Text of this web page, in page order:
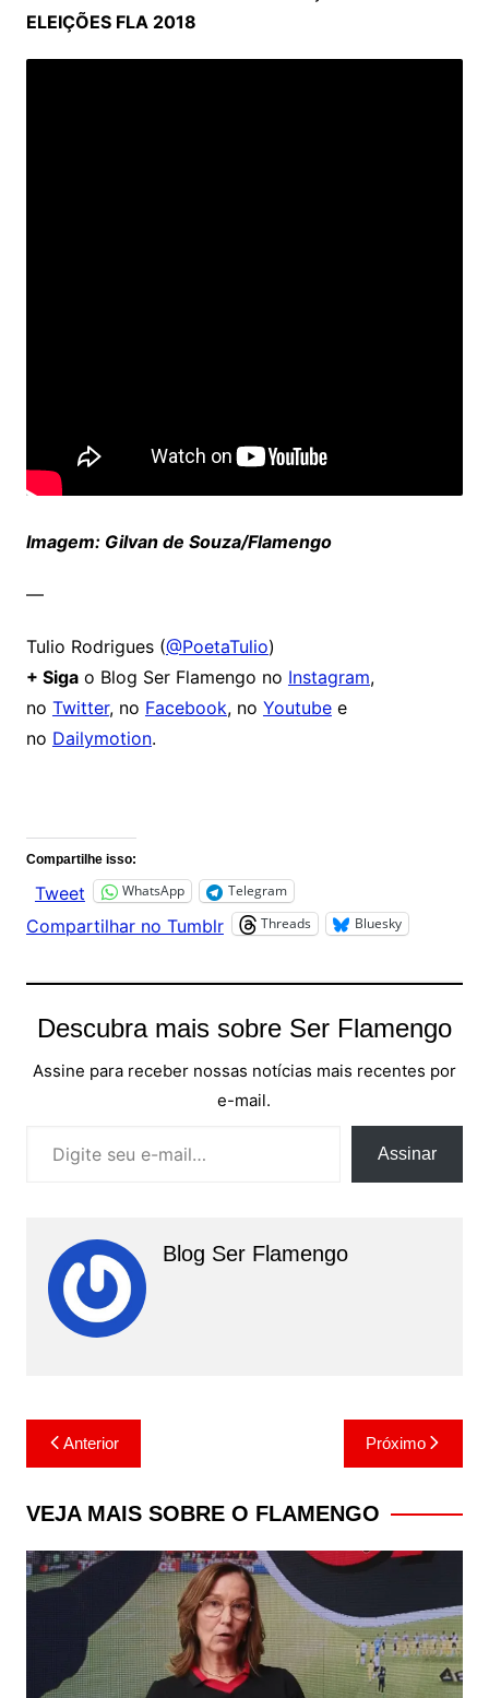
ELEIÇÕES FLA 2018
Imagem: Gilvan de Souza/Flamengo
—
Tulio Rodrigues (@PoetaTulio)
+ Sigao Blog Ser Flamengo no Instagram,
no Twitter, no Facebook, no Youtubee
no Dailymotion.
Compartilhe isso:
Tweet WhatsApp Telegram
Compartilhar no Tumblr Threads Bluesky
Descubra mais sobre Ser Flamengo
Assine para receber nossas notícias mais recentes por
e-mail.
Assinar
Blog Ser Flamengo
Navegação
de
Post
Anterior Próximo
VEJA MAIS SOBRE O FLAMENGO